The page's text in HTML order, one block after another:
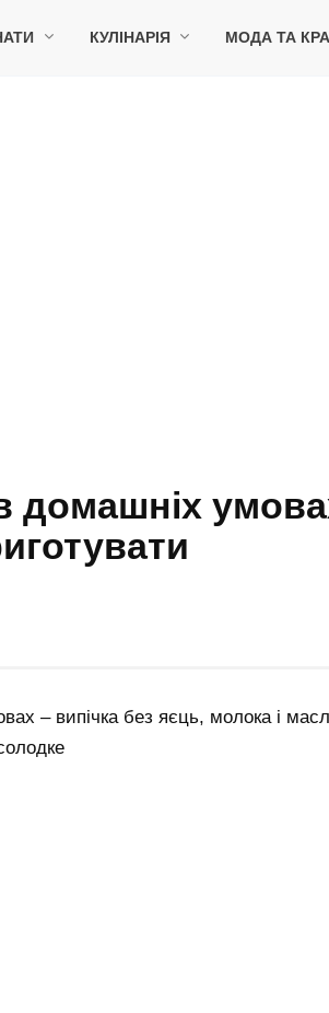
КУЛІНАРІЯ МОДА ТА
домашніх
– випічка без яєць, молока і